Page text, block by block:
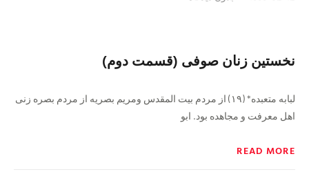
نخستين زنان صوفى (قسمت دوم)
لبابه متعبده‏* (۱۹) از مردم بیت المقدس‏ ومریم بصریه از مردم بصره زنى
اهل معرفت و مجاهده بود. ابو
READ MORE